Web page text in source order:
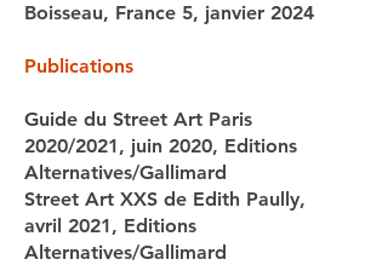
Boisseau, France 5, janvier 2024
Publications
Guide du Street Art Paris
2020/2021, juin 2020, Editions
Alternatives/Gallimard
Street Art XXS de Edith Paully,
avril 2021, Editions
Alternatives/Gallimard